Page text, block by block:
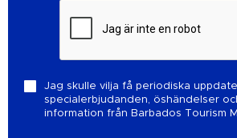
Jag skulle vilja få periodiska
specialerbjudanden, öshändelser
information från Barbados Tourism